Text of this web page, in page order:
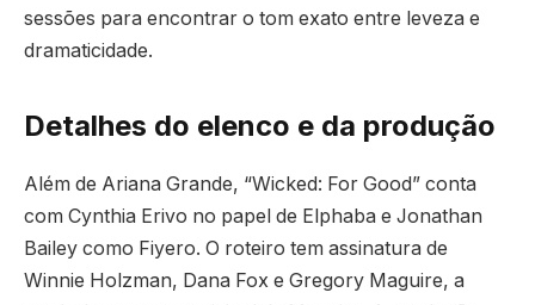
sessões para encontrar o tom exato entre leveza e
dramaticidade.
Detalhes do elenco e da produção
Além de Ariana Grande, “Wicked: For Good” conta
com Cynthia Erivo no papel de Elphaba e Jonathan
Bailey como Fiyero. O roteiro tem assinatura de
Winnie Holzman, Dana Fox e Gregory Maguire, a